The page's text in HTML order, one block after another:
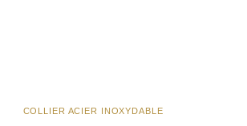
COLLIER ACIER INOXYDABLE